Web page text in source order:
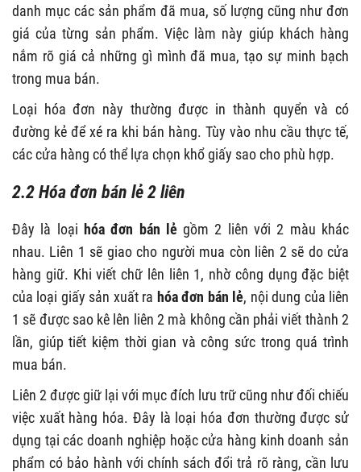
danh mục các sản phẩm đã mua, số lượng cũng như đơn
giá của từng sản phẩm. Việc làm này giúp khách hàng
nắm rõ giá cả những gì mình đã mua, tạo sự minh bạch
trong mua bán.
Loại hóa đơn này thường được in thành quyển và có
đường kẻ để xé ra khi bán hàng. Tùy vào nhu cầu thực tế,
các cửa hàng có thể lựa chọn khổ giấy sao cho phù hợp.
2.2 Hóa đơn bán lẻ 2 liên
Đây là loại hóa đơn bán lẻ gồm 2 liên với 2 màu khác
nhau. Liên 1 sẽ giao cho người mua còn liên 2 sẽ do cửa
hàng giữ. Khi viết chữ lên liên 1, nhờ công dụng đặc biệt
của loại giấy sản xuất ra hóa đơn bán lẻ, nội dung của liên
1 sẽ được sao kê lên liên 2 mà không cần phải viết thành 2
lần, giúp tiết kiệm thời gian và công sức trong quá trình
mua bán.
Liên 2 được giữ lại với mục đích lưu trữ cũng như đối chiếu
việc xuất hàng hóa. Đây là loại hóa đơn thường được sử
dụng tại các doanh nghiệp hoặc cửa hàng kinh doanh sản
phẩm có bảo hành với chính sách đổi trả rõ ràng, cần lưu